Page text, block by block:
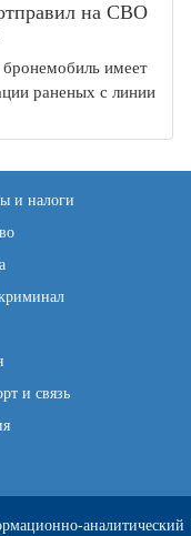
на СВО
бронемобиль имеет
раненых с линии
и налоги
и связь
аналитический